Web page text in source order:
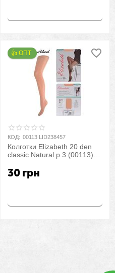
👍 ОПТ
КОД: 00113 LID238457
Колготки Elizabeth 20 den
classic Natural р.3 (00113) |
30 грн